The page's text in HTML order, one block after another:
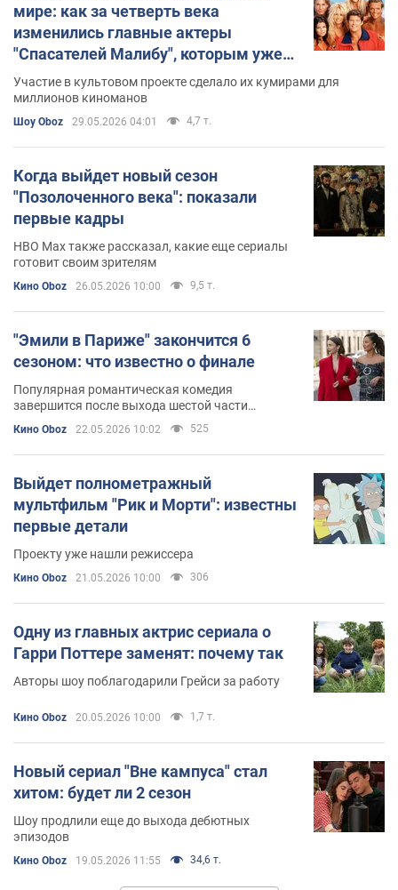
мире: как за четверть века
изменились главные актеры
"Спасателей Малибу", которым уже
далеко за 50
Участие в культовом проекте сделало их кумирами для
миллионов киноманов
Шоу Oboz 29.05.2026 04:01 4,7 т.
Когда выйдет новый сезон
"Позолоченного века": показали
первые кадры
HBO Max также рассказал, какие еще сериалы
готовит своим зрителям
Кино Oboz 26.05.2026 10:00 9,5 т.
"Эмили в Париже" закончится 6
сезоном: что известно о финале
Популярная романтическая комедия
завершится после выхода шестой части
приключений американки в Европе
Кино Oboz 22.05.2026 10:02 525
Выйдет полнометражный
мультфильм "Рик и Морти": известны
первые детали
Проекту уже нашли режиссера
Кино Oboz 21.05.2026 10:00 306
Одну из главных актрис сериала о
Гарри Поттере заменят: почему так
Авторы шоу поблагодарили Грейси за работу
Кино Oboz 20.05.2026 10:00 1,7 т.
Новый сериал "Вне кампуса" стал
хитом: будет ли 2 сезон
Шоу продлили еще до выхода дебютных
эпизодов
Кино Oboz 19.05.2026 11:55 34,6 т.